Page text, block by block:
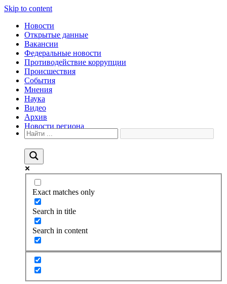
Skip to content
Новости
Открытые данные
Вакансии
Федеральные новости
Противодействие коррупции
Происшествия
События
Мнения
Наука
Видео
Архив
Новости региона
Exact matches only
Search in title
Search in content